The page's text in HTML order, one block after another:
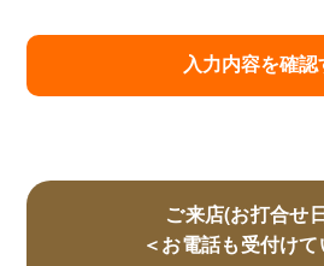
ご来店(お打合せ
＜お電話も受付け